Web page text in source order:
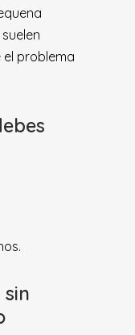
problema